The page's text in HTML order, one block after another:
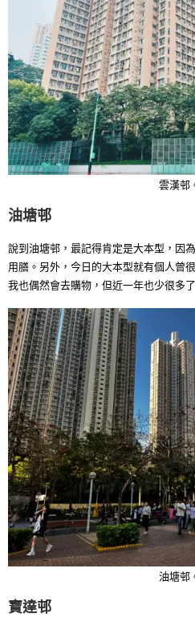
雲漢邨
油塘邨
說到油塘邨，最記得肯定是大本型，因
用膳。另外，今日的大本型就有個人曾
我也偶然會去購物，但近一年也少很多了
油塘邨
寶達邨